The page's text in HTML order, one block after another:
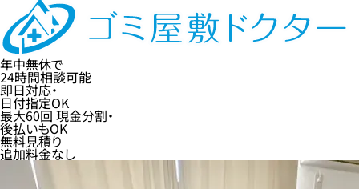
年中無休で
24時間相談可能
即日対応・
日付指定OK
最大60回 現金分割・
後払いもOK
無料見積り
追加料金なし